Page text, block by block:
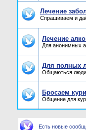
Лечение
Спрашиваем и
Лечение
Для анонимных
Для полных
Общаються
Бросаем
Общение для
Есть новые